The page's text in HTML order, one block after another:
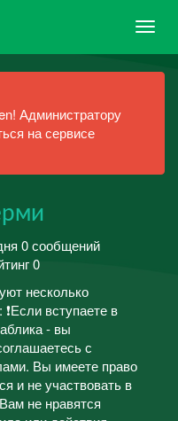
Администратору
на сервисе
0 сообщений
0
несколько
вступаете в
- вы
с
Вы имеете право
и не участвовать в
не нравятся